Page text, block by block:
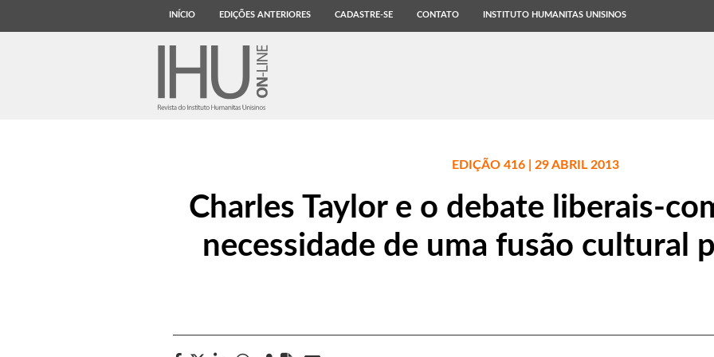
INÍCIO EDIÇÕES ANTERIORES CADASTRE-SE CONTATO INSTITUTO HUMANITAS UNISINOS
EDIÇÃO 416 | 29 ABRIL 2013
Charles Taylor e o debate liberais-
necessidade de uma fusão cultural